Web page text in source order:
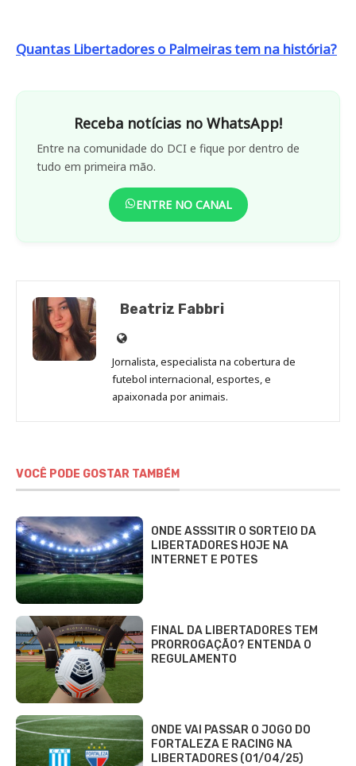
Quantas Libertadores o Palmeiras tem na história?
Receba notícias no WhatsApp!
Entre na comunidade do DCI e fique por dentro de
tudo em primeira mão.
ENTRE NO CANAL
Beatriz Fabbri
Site
de
Beatriz
Fabbri
Jornalista, especialista na cobertura de
futebol internacional, esportes, e
apaixonada por animais.
VOCÊ PODE GOSTAR TAMBÉM
ONDE ASSSITIR O SORTEIO DA
LIBERTADORES HOJE NA
INTERNET E POTES
FINAL DA LIBERTADORES TEM
PRORROGAÇÃO? ENTENDA O
REGULAMENTO
ONDE VAI PASSAR O JOGO DO
FORTALEZA E RACING NA
LIBERTADORES (01/04/25)